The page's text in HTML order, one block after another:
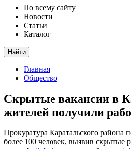
По всему сайту
Новости
Статьи
Каталог
Найти
Главная
Общество
Скрытые вакансии в
жителей получили
Прокуратура Каратальского района
более 100 человек, выявив скрытые